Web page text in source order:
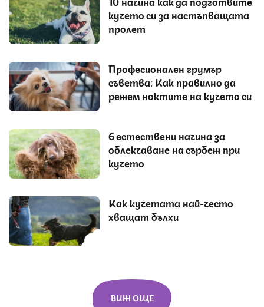
кучето си за настъпващата
пролет
Професионален грумър
съветва: Как правилно да
режем ноктите на кучето си
6 естествени начина за
облекчаване на сърбеж при
кучето
Как кучетата най-често
хващат бълхи
ВИЖ ОЩЕ